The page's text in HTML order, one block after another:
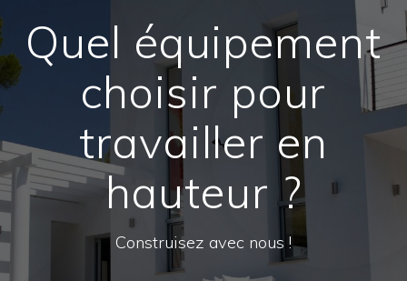
Quel équipement
choisir pour
travailler en
hauteur ?
Construisez avec nous !